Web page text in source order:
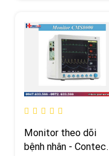
Monitor theo dõi
bệnh nhân - Contec